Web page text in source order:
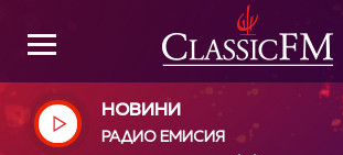
НОВИНИ
РАДИО ЕМИСИЯ